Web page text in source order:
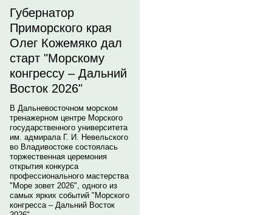
Губернатор
Приморского края
Олег Кожемяко дал
старт "Морскому
конгрессу – Дальний
Восток 2026"
В Дальневосточном морском
тренажерном центре Морского
государственного университета
им. адмирала Г. И. Невельского
во Владивостоке состоялась
торжественная церемония
открытия конкурса
профессионального мастерства
"Море зовет 2026", одного из
самых ярких событий "Морского
конгресса – Дальний Восток